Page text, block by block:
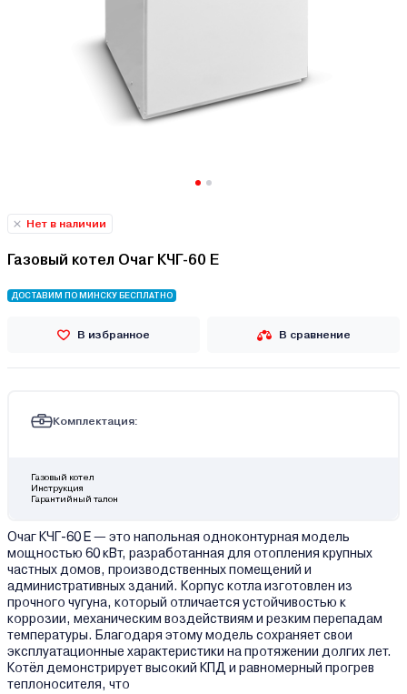
Нет в наличии
Газовый котел Очаг КЧГ-60 E
ДОСТАВИМ ПО МИНСКУ БЕСПЛАТНО
В избранное В сравнение
Комплектация:
Газовый котел
Инструкция
Гарантийный талон
Очаг КЧГ-60 E — это напольная одноконтурная модель
мощностью 60 кВт, разработанная для отопления крупных
частных домов, производственных помещений и
административных зданий. Корпус котла изготовлен из
прочного чугуна, который отличается устойчивостью к
коррозии, механическим воздействиям и резким перепадам
температуры. Благодаря этому модель сохраняет свои
эксплуатационные характеристики на протяжении долгих лет.
Котёл демонстрирует высокий КПД и равномерный прогрев
теплоносителя, что